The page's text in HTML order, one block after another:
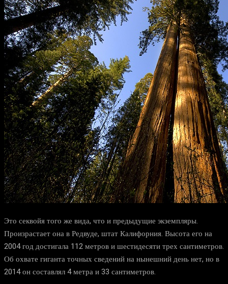
Это секвойя того же вида, что и предыдущие экземпляры.
Произрастает она в Редвуде, штат Калифорния. Высота его на
2004 год достигала 112 метров и шестидесяти трех сантиметров.
Об охвате гиганта точных сведений на нынешний день нет, но в
2014 он составлял 4 метра и 33 сантиметров.